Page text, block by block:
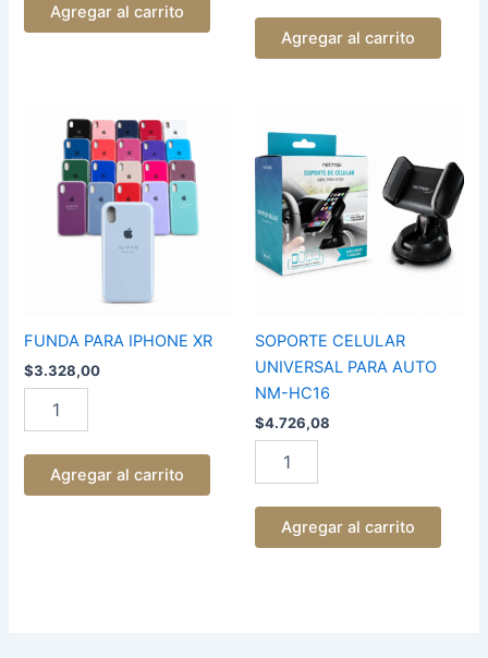
Agregar al carrito
Agregar al carrito
FUNDA PARA IPHONE XR
$3.328,00
FUNDA
PARA
IPHONE
cantidad
Agregar al carrito
SOPORTE CELULAR
UNIVERSAL PARA AUTO
NM-HC16
$4.726,08
CELULAR
UNIVERSAL
PARA
AUTO
NM-
HC16
cantidad
Agregar al carrito